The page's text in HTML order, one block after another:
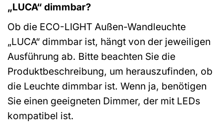
„LUCA“ dimmbar?
Ob die ECO-LIGHT Außen-Wandleuchte
„LUCA“ dimmbar ist, hängt von der jeweiligen
Ausführung ab. Bitte beachten Sie die
Produktbeschreibung, um herauszufinden, ob
die Leuchte dimmbar ist. Wenn ja, benötigen
Sie einen geeigneten Dimmer, der mit LEDs
kompatibel ist.